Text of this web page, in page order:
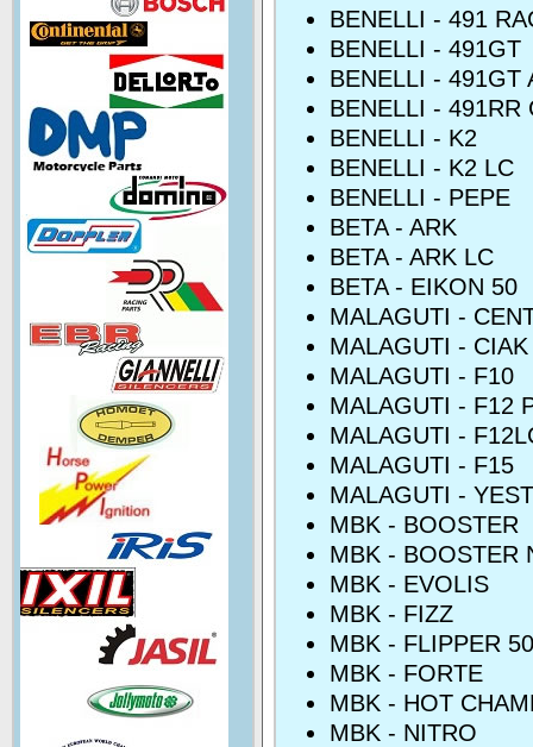
BENELLI - 491
BENELLI - 491GT
BENELLI - 491GT
BENELLI - 491RR
BENELLI - K2
BENELLI - K2 LC
BENELLI - PEPE
BETA - ARK
BETA - ARK LC
BETA - EIKON 50
MALAGUTI -
MALAGUTI -
MALAGUTI - F10
MALAGUTI - F12
MALAGUTI -
MALAGUTI - F15
MALAGUTI -
MBK - BOOSTER
MBK - BOOSTER
MBK - EVOLIS
MBK - FIZZ
MBK - FLIPPER 50
MBK - FORTE
MBK - HOT
MBK - NITRO